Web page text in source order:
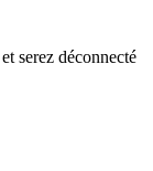
et serez déconnecté